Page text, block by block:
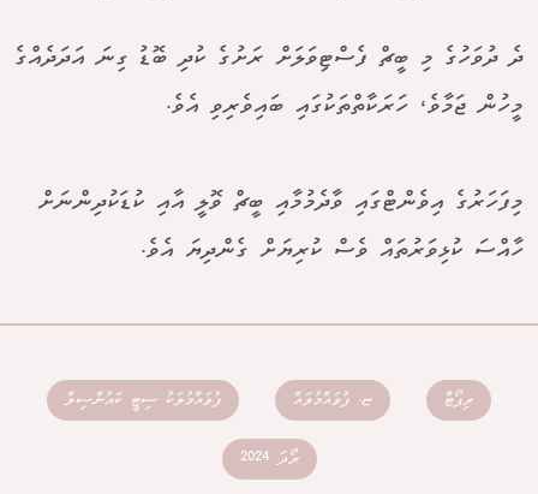
ދެ ދުވަހުގެ މި ބީޗް ފެސްޓިވަލަށް ރަށުގެ ކުދި ބޮޑު ގިނަ އަދަދެއްގެ
މީހުން ޖަމާވެ، ހަރަކާތްތަކުގައި ބައިވެރިވި އެވެ.
މިފަހަރުގެ އިވެންޓްގައި ވާދެމުމާއި ބީޗް ވޮލީ އާއި ކުޑަކުދިންނަށް
ހާއްސަ ކުޅިވަރުތައް ވެސް ކުރިޔަށް ގެންދިޔަ އެވެ.
ރިޕޯޓް ޏ. ފުވައްމުލައް ފުވައްމުލަކު ސިޓީ ކައުންސިލް
ރޯދަ 2024